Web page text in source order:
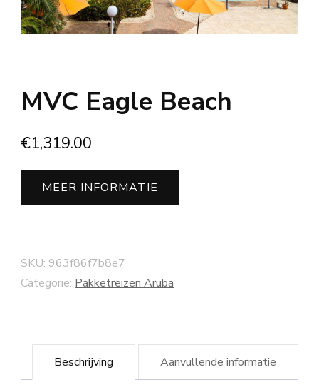
MVC Eagle Beach
€1,319.00
MEER INFORMATIE
SKU: 963f86f7b8e7
Categorie: Pakketreizen Aruba
Beschrijving Aanvullende informatie